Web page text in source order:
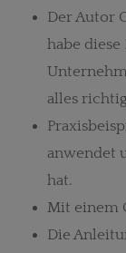
Der Autor
habe
alles
anwendet
hat.
Mit einem
Die